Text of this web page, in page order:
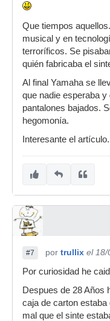
Que tiempos
musical y en
terroríficos. Se
quién fabricaba el
Al final Yamaha se
que nadie esperaba y
pantalones bajados.
hegomonía.
Interesante el artículo.
#7 por trullix el 18/
Por curiosidad he
Despues de 28 Años
caja de carton
mal que el sinte